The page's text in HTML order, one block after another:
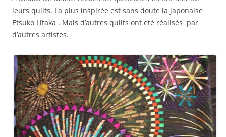
leurs quilts. La plus inspirée est sans doute la japonaise
Etsuko Litaka . Mais d’autres quilts ont eté réalisés par
d’autres artistes.